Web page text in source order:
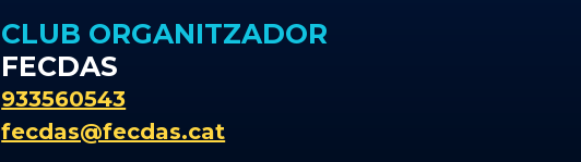
CLUB ORGANITZADOR
FECDAS
933560543
fecdas@fecdas.cat